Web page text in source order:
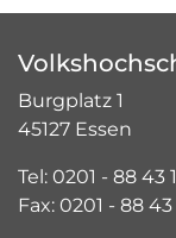
Burgplatz 1
45127 Essen
Tel: 0201 - 88 43
Fax: 0201 - 88